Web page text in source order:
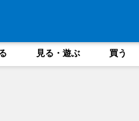
見る・遊ぶ 買う